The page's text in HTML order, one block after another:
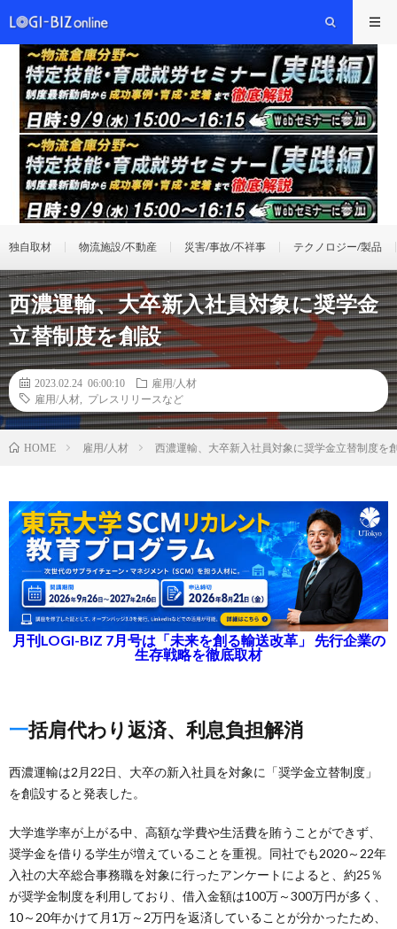
独自取材 物流施設/不動産 災害/事故/不祥事 テクノロジー/製品
西濃運輸、大卒新入社員対象に奨学金
立替制度を創設
2023.02.24 06:00:10
雇用/人材
雇用/人材
プレスリリースなど
HOME 雇用/人材 西濃運輸、大卒新入社員対象に奨学金立替制度を
月刊LOGI-BIZ 7月号は「未来を創る輸送改革」 先行企業の
生存戦略を徹底取材
一括肩代わり返済、利息負担解消
西濃運輸は2月22日、大卒の新入社員を対象に「奨学金立替制度」
を創設すると発表した。
大学進学率が上がる中、高額な学費や生活費を賄うことができず、
奨学金を借りる学生が増えていることを重視。同社でも2020～22年
入社の大卒総合事務職を対象に行ったアンケートによると、約25％
が奨学金制度を利用しており、借入金額は100万～300万円が多く、
10～20年かけて月1万～2万円を返済していることが分かったため、